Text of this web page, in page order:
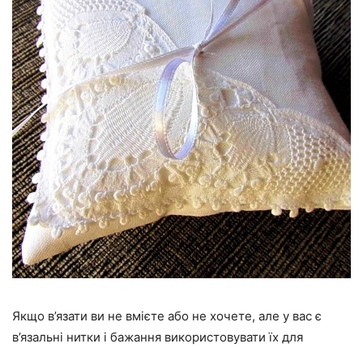
Якщо в’язати ви не вмієте або не хочете, але у вас є
в’язальні нитки і бажання використовувати їх для